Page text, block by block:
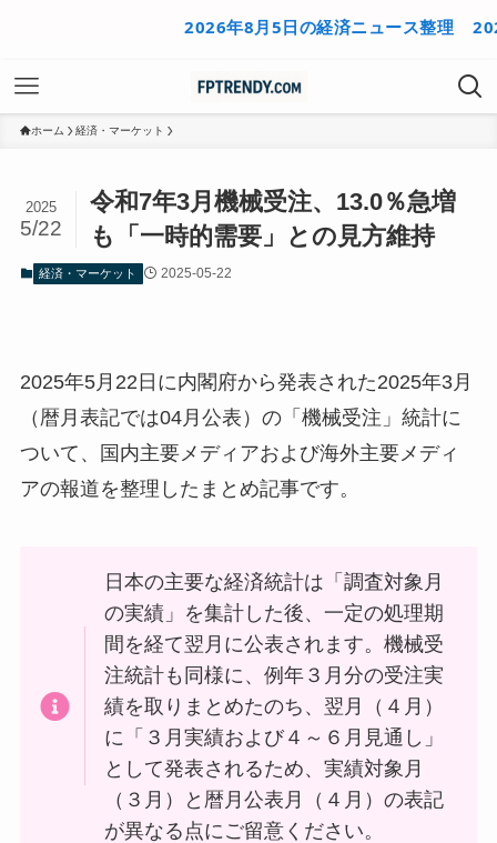
2026年8月5日の経済ニュース整理 2026年8
ホーム 経済・マーケット
令和7年3月機械受注、13.0％急増
も「一時的需要」との見方維持
2025
5/22
経済・マーケット 2025-05-22
2025年5月22日に内閣府から発表された2025年3月
（暦月表記では04月公表）の「機械受注」統計に
ついて、国内主要メディアおよび海外主要メディ
アの報道を整理したまとめ記事です。
日本の主要な経済統計は「調査対象月
の実績」を集計した後、一定の処理期
間を経て翌月に公表されます。機械受
注統計も同様に、例年３月分の受注実
績を取りまとめたのち、翌月（４月）
に「３月実績および４～６月見通し」
として発表されるため、実績対象月
（３月）と暦月公表月（４月）の表記
が異なる点にご留意ください。